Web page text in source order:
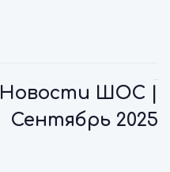
Новости ШОС |
Сентябрь 2025